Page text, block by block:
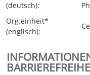
(deutsch):
Org.einheit*
(englisch):